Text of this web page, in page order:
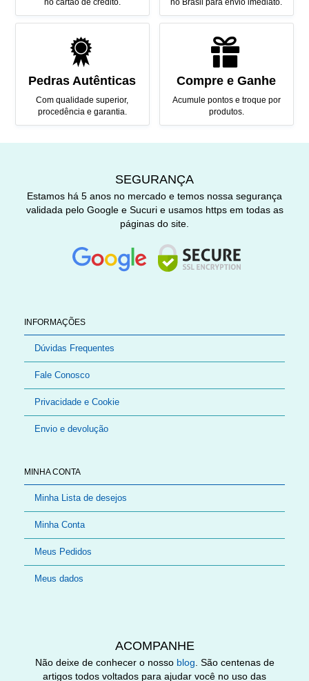
no cartão de crédito.
no Brasil para envio imediato.
Pedras Autênticas
Com qualidade superior,
procedência e garantia.
Compre e Ganhe
Acumule pontos e troque por
produtos.
INFORMAÇÕES
Dúvidas Frequentes
Fale Conosco
Privacidade e Cookie
Envio e devolução
MINHA CONTA
Minha Lista de desejos
Minha Conta
Meus Pedidos
Meus dados
SEGURANÇA
Estamos há 5 anos no mercado e temos nossa segurança
validada pelo Google e Sucuri e usamos https em todas as
páginas do site.
ACOMPANHE
Não deixe de conhecer o nosso blog. São centenas de
artigos todos voltados para ajudar você no uso das